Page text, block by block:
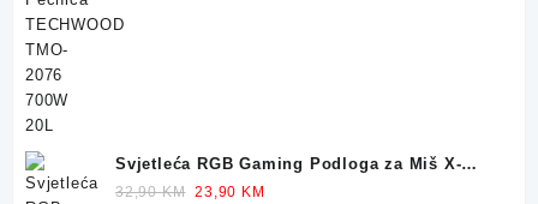
Svjetleća RGB Gaming Podloga za Miš X-
TRIKE 77x30cm
32,90KM Original
23,90 KM